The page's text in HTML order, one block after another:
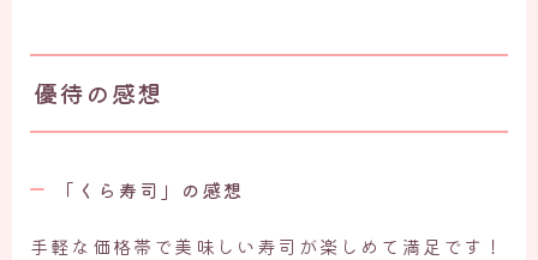
優待の感想
「くら寿司」の感想
手軽な価格帯で美味しい寿司が楽しめて満足です！